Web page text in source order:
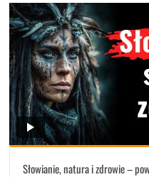
Słowianie, natura i zdrowie –